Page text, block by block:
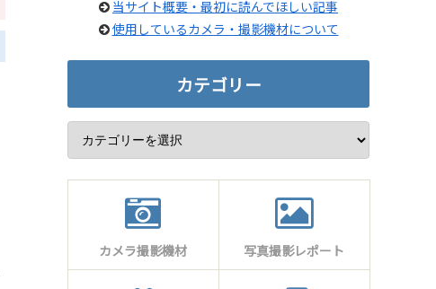
当サイト概要・最初に読んでほしい記事
使用しているカメラ・撮影機材について
カテゴリー
カメラ撮影機材 写真撮影レポート